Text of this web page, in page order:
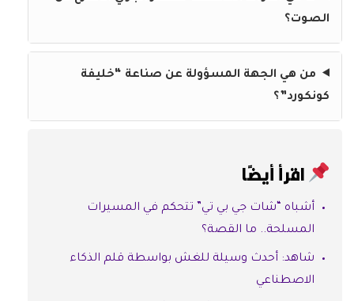
الصوت؟
من هي الجهة المسؤولة عن صناعة “خليفة
كونكورد”؟
اقرأ أيضًا
أشباه “شات جي بي تي” تتحكم في المسيرات
المسلحة.. ما القصة؟
شاهد: أحدث وسيلة للغش بواسطة قلم الذكاء
الاصطناعي